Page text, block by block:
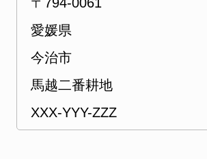
愛媛県
今治市
馬越二番耕地
XXX-YYY-ZZZ